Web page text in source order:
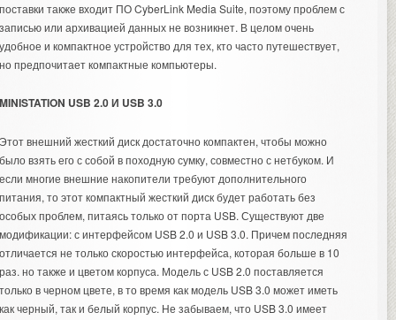
также входит ПО CyberLink Media Suite, поэтому проблем с
или архивацией данных не возникнет. В целом очень
и компактное устройство для тех, кто часто путешествует,
предпочитает компактные компьютеры.
USB 2.0 И USB 3.0
внешний жесткий диск достаточно компактен, чтобы можно
взять его с собой в походную сумку, совместно с нетбуком. И
многие внешние накопители требуют дополнительного
то этот компактный жесткий диск будет работать без
проблем, питаясь только от порта USB. Существуют две
с интерфейсом USB 2.0 и USB 3.0. Причем последняя
не только скоростью интерфейса, которая больше в 10
но также и цветом корпуса. Модель с USB 2.0 поставляется
в черном цвете, в то время как модель USB 3.0 может иметь
черный, так и белый корпус. Не забываем, что USB 3.0 имеет